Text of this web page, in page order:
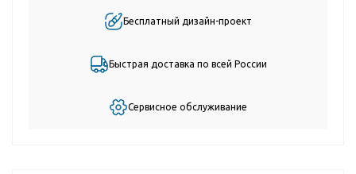
Бесплатный дизайн-проект
Быстрая доставка по всей России
Сервисное обслуживание